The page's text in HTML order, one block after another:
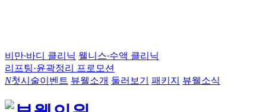
비만∙바디 클리닉 웰니스∙수액 클리닉
리프팅·윤곽정리 프로모션
N첫시술이벤트 뷰웰소개 둘러보기 패키지 뷰웰소식